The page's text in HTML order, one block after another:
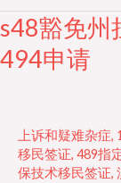
s48豁免州
494申请
上诉和疑难杂症,
移民签证, 489指
保技术移民签证,
s48
豁
免
190